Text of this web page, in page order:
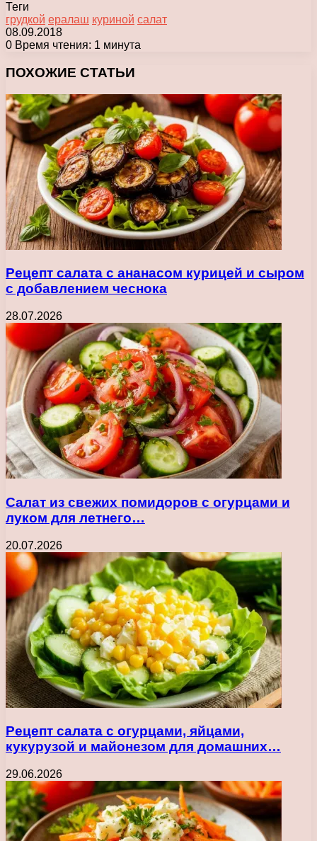
Теги
грудкой ералаш куриной салат
08.09.2018
0 Время чтения: 1 минута
ПОХОЖИЕ СТАТЬИ
Рецепт салата с ананасом курицей и сыром
с добавлением чеснока
28.07.2026
Салат из свежих помидоров с огурцами и
луком для летнего…
20.07.2026
Рецепт салата с огурцами, яйцами,
кукурузой и майонезом для домашних…
29.06.2026